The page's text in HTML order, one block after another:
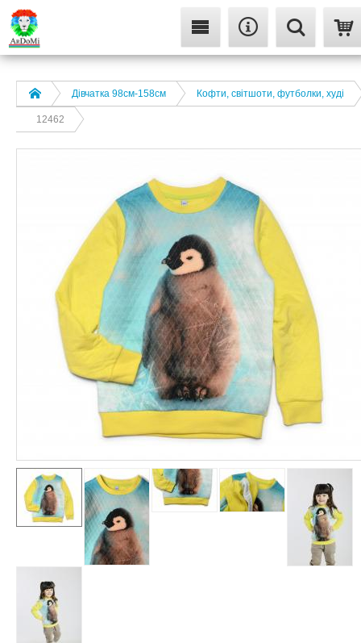
Дівчатка 98cм-158см Кофти, світшоти, футболки, худі
12462